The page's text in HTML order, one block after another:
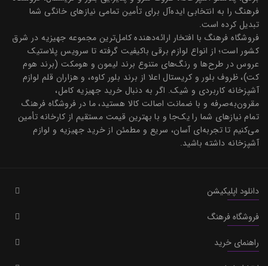
فرهنگ را به انتخابی ایده‌آل برای تأمین تمامی نیازهای خانگی شما
تبدیل کرده است.
فروشگاه فرهنگ با افتخار ارائه‌دهنده کامل‌ترین مجموعه جهیزیه در شرق
کشور است؛ از انواع لوازم برقی باکیفیت گرفته تا سرویس پلاستیک
عروس در طرح‌ها و رنگ‌های متنوع برند لیمون و هومکت (برند هوم
کت)، ظروف بلور و کریستال اعلا از برند بلور کاوه، و هزاران قلم لوازم
آشپزخانه کاربردی و شیک. اگر به دنبال خرید جهیزیه کامل،
مقرون‌به‌صرفه و با ضمانت اصالت کالا هستید، ما در فروشگاه فرهنگ
تمام نیازهای شما را یک‌جا و با بهترین قیمت مستقیم از کارخانه تأمین
می‌کنیم تا تجربه‌ای آسان، سریع و مطمئن از خرید جهیزیه و لوازم
آشپزخانه داشته باشید.
دانلود اپلیکیشن
فروشگاه فرهنگ
راهنمای خرید